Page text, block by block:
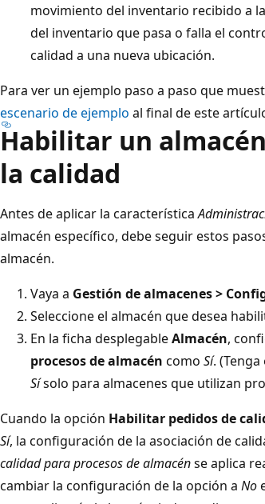
movimiento del inventario recibido a
del inventario que pasa o falla el
calidad a una nueva ubicación.
Para ver un ejemplo paso a paso que
escenario de ejemplo al final de este
Habilitar un
la calidad
Antes de aplicar la característica
almacén específico, debe seguir estos
almacén.
Vaya a Gestión de almacenes >
Seleccione el almacén que desea
En la ficha desplegableAlmacén,
procesos de almacén como Sí.
Sísolo para almacenes que utilizan
Cuando la opción Habilitar pedidos de
Sí, la configuración de la asociación de
calidad para procesos de almacénse aplica
cambiar la configuración de la opción a No